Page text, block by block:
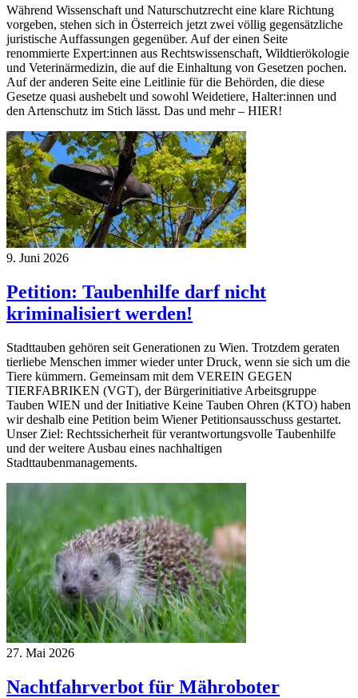
Während Wissenschaft und Naturschutzrecht eine klare Richtung
vorgeben, stehen sich in Österreich jetzt zwei völlig gegensätzliche
juristische Auffassungen gegenüber. Auf der einen Seite
renommierte Expert:innen aus Rechtswissenschaft, Wildtierökologie
und Veterinärmedizin, die auf die Einhaltung von Gesetzen pochen.
Auf der anderen Seite eine Leitlinie für die Behörden, die diese
Gesetze quasi aushebelt und sowohl Weidetiere, Halter:innen und
den Artenschutz im Stich lässt. Das und mehr – HIER!
9. Juni 2026
Petition: Taubenhilfe darf nicht
kriminalisiert werden!
Stadttauben gehören seit Generationen zu Wien. Trotzdem geraten
tierliebe Menschen immer wieder unter Druck, wenn sie sich um die
Tiere kümmern. Gemeinsam mit dem VEREIN GEGEN
TIERFABRIKEN (VGT), der Bürgerinitiative Arbeitsgruppe
Tauben WIEN und der Initiative Keine Tauben Ohren (KTO) haben
wir deshalb eine Petition beim Wiener Petitionsausschuss gestartet.
Unser Ziel: Rechtssicherheit für verantwortungsvolle Taubenhilfe
und der weitere Ausbau eines nachhaltigen
Stadttaubenmanagements.
27. Mai 2026
Nachtfahrverbot für Mähroboter